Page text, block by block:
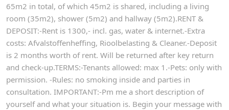
65m2 in total, of which 45m2 is shared, including a living
room (35m2), shower (5m2) and hallway (5m2).RENT &
DEPOSIT:-Rent is 1300,- incl. gas, water & internet.-Extra
costs: Afvalstoffenheffing, Rioolbelasting & Cleaner.-Deposit
is 2 months worth of rent. Will be returned after key return
and check-up.TERMS:-Tenants allowed: max 1.-Pets: only with
permission. -Rules: no smoking inside and parties in
consultation. IMPORTANT:-Pm me a short description of
yourself and what your situation is. Begin your message with